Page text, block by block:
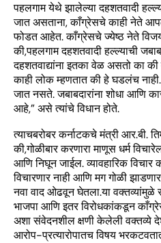
पहलगाम येथे झालेल्या दहशतवादी
जात असताना, काँग्रेसचे काही नेते
फोडत आहेत. काँग्रेसचे ज्येष्ठ नेते विजय
की,पहलगाम दहशतवादी हल्ल्याची
दहशतवाद्यांना इतका वेळ असतो का की
काही लोक म्हणतात की हे घडलंच नाही.
जात नसते. जबाबदारांना शोधा आणि
आहे,” असे त्यांचे विधान होते.
त्याचबरोबर कर्नाटकचे मंत्री आर.बी.
की,गोळीबार करणारा माणूस धर्म
आणि निघून जाईल. व्यावहारिक विचार
विचारणार नाही आणि मग गोळी
नवा वाद ओढवून घेतला.या
भाजपा आणि इतर विरोधकांकडून
अशा संवेदनशील क्षणी केलेली वक्तव्ये
आरोप-प्रत्यारोपातच विषय